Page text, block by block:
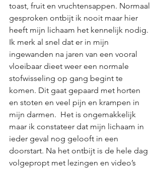
toast, fruit en vruchtensappen. Normaal
gesproken ontbijt ik nooit maar hier
heeft mijn lichaam het kennelijk nodig.
Ik merk al snel dat er in mijn
ingewanden na jaren van een vooral
vloeibaar dieet weer een normale
stofwisseling op gang begint te
komen. Dit gaat gepaard met horten
en stoten en veel pijn en krampen in
mijn darmen.  Het is ongemakkelijk
maar ik constateer dat mijn lichaam in
ieder geval nog gelooft in een
doorstart. Na het ontbijt is de hele dag
volgepropt met lezingen en video’s